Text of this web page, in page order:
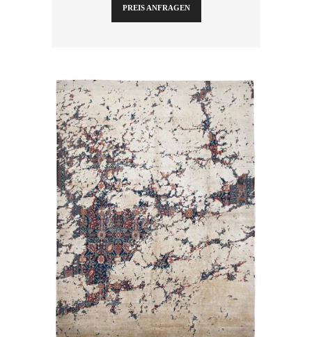
PREIS ANFRAGEN